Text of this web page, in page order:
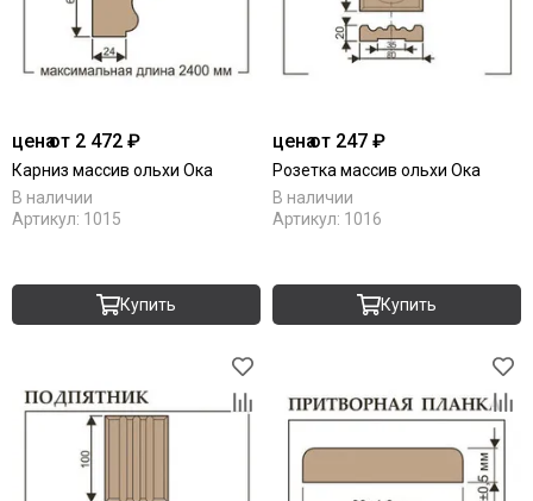
ценаот 2 472 ₽
Карниз массив ольхи Ока
В наличии
Артикул: 1015
Купить
ценаот 247 ₽
Розетка массив ольхи Ока
В наличии
Артикул: 1016
Купить